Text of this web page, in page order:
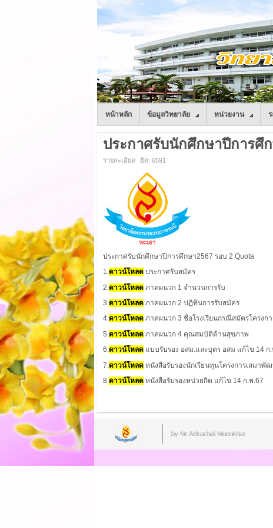
หน้าหลัก ข้อมูลวิทยาลัย หน่วยงาน
ประกาศรับนักศึกษาปีการศึกษ
รายละเอียด ฮิต: 6591
ประกาศรับนักศึกษาปีการศึกษา2567 รอบ 2 Quota
1.ดาวน์โหลด ประกาศรับสมัคร
2. ดาวน์โหลด ภาคผนวก 1 จำนวนการรับ
3.ดาวน์โหลด ภาคผนวก 2 ปฏิทินการรับสมัคร
4.ดาวน์โหลด ภาคผนวก 3 ชื่อโรงเรียนกรณีสมัครโครงกา
5. ดาวน์โหลด ภาคผนวก 4 คุณสมบัติด้านสุขภาพ
6.ดาวน์โหลด แบบรับรอง อสม.และบุตร อสม แก้ไข 14 ก.
7. ดาวน์โหลด หนังสือรับรองนักเรียนทุนโครงการเสมาพั
8.ดาวน์โหลด หนังสือรับรองหน่วยกิต แก้ไข 14 ก.พ.67
by Mr.Aekachai Muenkhat